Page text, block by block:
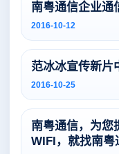
南粤通信企业通
2016-10-12
范冰冰宣传新片
2016-10-25
南粤通信，为您
WIFI，就找南粤